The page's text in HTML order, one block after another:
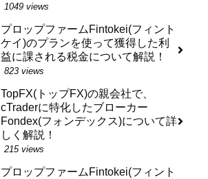
1049 views
プロップファームFintokei(フィント
ケイ)のプランを使って獲得した利
益に課される税金について解説！
823 views
TopFX(トップFX)の親会社で、
cTraderに特化したブローカー
Fondex(フォンデックス)について詳
しく解説！
215 views
プロップファームFintokei(フィント